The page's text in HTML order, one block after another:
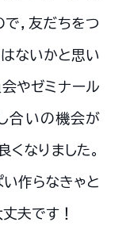
，友だちをつ
ないかと思い
やゼミナール
合いの機会が
くなりました。
作らなきゃと
夫です！